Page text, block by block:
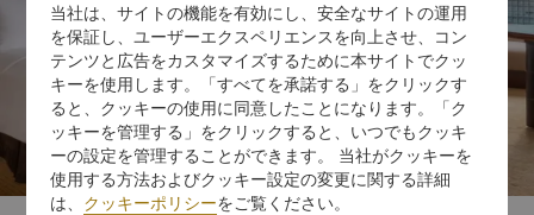
今すぐ予約する 
当社は、サイトの機能を有効にし、安全なサイトの運用
を保証し、ユーザーエクスペリエンスを向上させ、コン
テンツと広告をカスタマイズするために本サイトでクッ
キーを使用します。「すべてを承諾する」をクリックす
ると、クッキーの使用に同意したことになります。「ク
ッキーを管理する」をクリックすると、いつでもクッキ
ーの設定を管理することができます。 当社がクッキーを
使用する方法およびクッキー設定の変更に関する詳細
は、 クッキーポリシーをご覧ください。